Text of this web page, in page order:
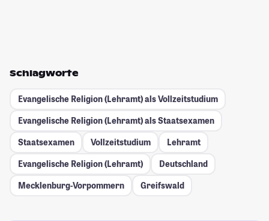
Schlagworte
Evangelische Religion (Lehramt) als Vollzeitstudium
Evangelische Religion (Lehramt) als Staatsexamen
Staatsexamen
Vollzeitstudium
Lehramt
Evangelische Religion (Lehramt)
Deutschland
Mecklenburg-Vorpommern
Greifswald